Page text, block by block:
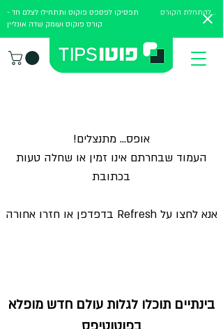
תפסיקו לפספס פוקוס ותתחילו לצלם חד -
קורס פוקוס ועומק שדה אונליין
להתחלת הקורס
אופס... מתנצלים!
העמוד שבחרתם אינו זמין או שחלה טעות
בכתובת
אנא לחצו על Refresh בדפדפן או חזרו אחורה
בינתיים תוכלו לגלות עולם חדש מופלא